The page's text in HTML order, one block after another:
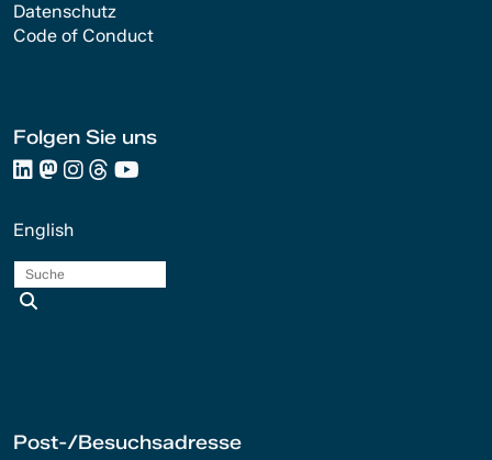
Datenschutz
Code of Conduct
Folgen Sie uns
English
Post-/Besuchsadresse